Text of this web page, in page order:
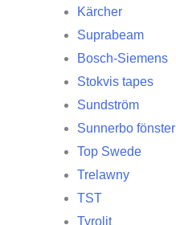
Kärcher
Suprabeam
Bosch-Siemens
Stokvis tapes
Sundström
Sunnerbo fönster
Top Swede
Trelawny
TST
Tyrolit